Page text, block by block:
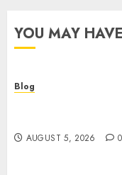
YOU MAY
Blog
AUGUST 5, 2026 0